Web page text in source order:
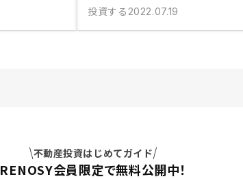
投資する 2022.07.19
不動産投資はじめてガイド
RENOSY会員限定で無料公開中！